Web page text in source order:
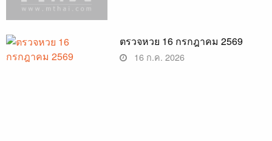
ตรวจหวย 16 กรกฎาคม 2569
16 ก.ค. 2026